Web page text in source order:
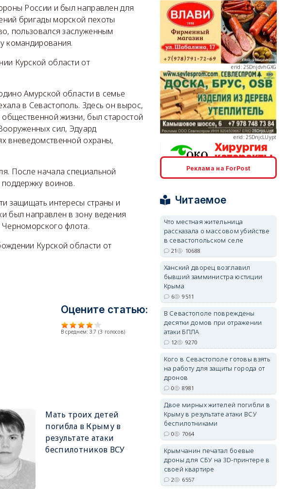
России и был направлен для
бригады морской пехоты
пользовался заслуженным
командирования.
Курской области от
Амурской области в семье
в Севастополь. Здесь он вырос,
жизни, был старостой
сил, Эдуард
вневедомственной охраны,
После начала специальной
воинов.
защищать интересы страны и
был направлен в зону ведения
флота.
Курской области от
Оцените статью:
В среднем: 3.7 (3 голосов)
Мать троих детей
погибла в Крыму в
результате атаки
беспилотников ВСУ
erid: 2SDnjdvhGXG
erid: 2SDnjcLUypt
erid: 2SDnjdPjgYS
erid: 2SDnjdvhGXG
Реклама на ForPost
Читаемое
Что местная жительница
рассказала о массовом убийстве
в севастопольском селе
21 10688
Ханский дворец возглавил
бывший замминистра юстиции
Крыма
6 9511
В Севастополе повреждены
десятки домов при отражении
атаки БПЛА
12 9270
Кого в Севастополе готовы взять
на работу для защиты города от
дронов
0 8981
Двое мирных жителей погибли в
Крыму в результате атаки ВСУ
беспилотниками
0 7064
Крымчанин печатал боевые
дроны для СБУ на 3D-принтере в
своей квартире
2 6557